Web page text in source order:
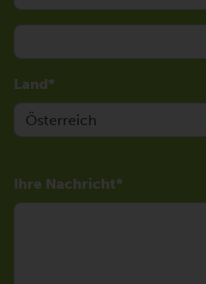
Land
Ihre Nachricht